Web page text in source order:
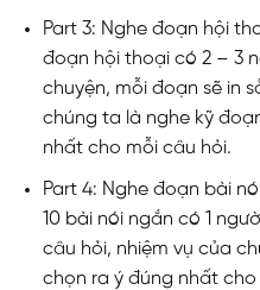
Part 3: Nghe đoạn hội
đoạn hội thoại có 2 – 3
chuyện, mỗi đoạn sẽ in
chúng ta là nghe kỹ
nhất cho mỗi câu hỏi.
Part 4: Nghe đoạn bài
10 bài nói ngắn có 1
câu hỏi, nhiệm vụ của
chọn ra ý đúng nhất cho